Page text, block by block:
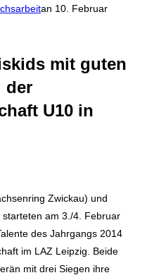
an Veröffentlicht
10. Februar
mit guten
der
U10 in
Zwickau) und
am 3./4. Februar
des Jahrgangs 2014
im LAZ Leipzig. Beide
mit drei Siegen ihre